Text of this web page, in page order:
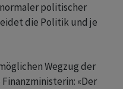
politischer
die Politik und je
Wegzug der
«Der